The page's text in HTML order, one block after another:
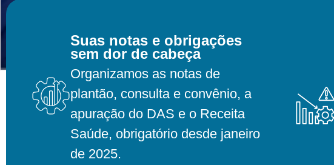
Entrar Em Contato
Suas notas e obrigações
sem dor de cabeça
Organizamos as notas de
plantão, consulta e convênio, a
apuração do DAS e o Receita
Saúde, obrigatório desde janeiro
de 2025.